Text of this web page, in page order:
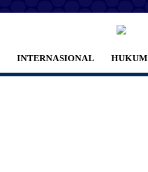
INTERNASIONAL